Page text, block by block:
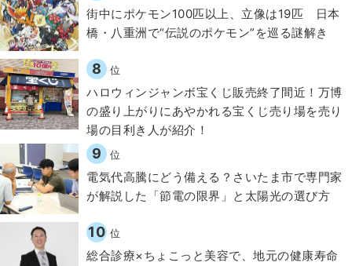
街中にポケモン100匹以上、立像は19匹 日本
橋・八重洲で“伝説のポケモン”を巡る謎解き
8 位
ハロウィンジャンボ宝くじ販売終了間近！万博
の盛り上がりにあやかれる宝くじ売り場を売り
場の目利き人が紹介！
9 位
電気代高騰にどう備える？さいたま市で専門家
が解説した「節電の限界」と太陽光の選び方
10 位
総合診療×ちょこっと美容で、地元の健康寿命